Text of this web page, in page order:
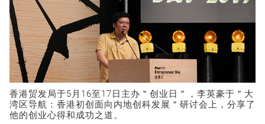
香港贸发局于5月16至17日主办＂创业日＂，李英豪于＂大
湾区导航：香港初创面向内地创科发展＂研讨会上，分享了
他的创业心得和成功之道。